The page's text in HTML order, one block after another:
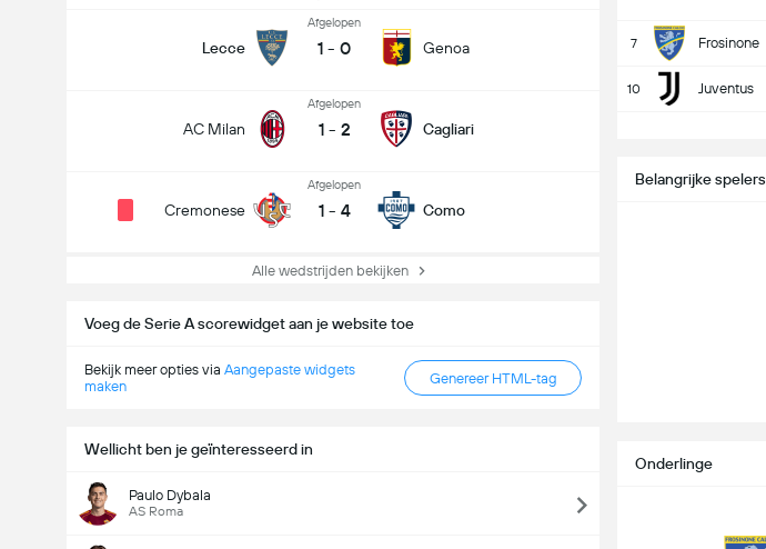
Lecce
Afgelopen
1 - 0 Genoa
AC Milan
Afgelopen
1 - 2 Cagliari
Cremonese
Afgelopen
1 - 4 Como
Alle wedstrijden bekijken
Voeg de Serie A scorewidget aan je website toe
Bekijk meer opties via Aangepaste widgets
maken
Genereer HTML-tag
Wellicht ben je geïnteresseerd in
Paulo Dybala
AS Roma
7 Frosinone
10 Juventus
Belangrijke spelers
Onderlinge